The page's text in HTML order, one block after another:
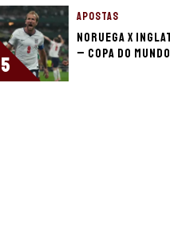
5
APOSTAS
Noruega x
– Copa do